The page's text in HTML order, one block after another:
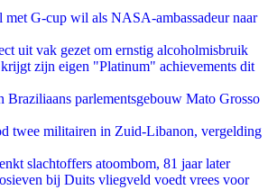
met G-cup wil als NASA-ambassadeur naar
uit vak gezet om ernstig alcoholmisbruik
zijn eigen "Platinum" achievements dit
Braziliaans parlementsgebouw Mato Grosso
twee militairen in Zuid-Libanon, vergelding
slachtoffers atoombom, 81 jaar later
bij Duits vliegveld voedt vrees voor